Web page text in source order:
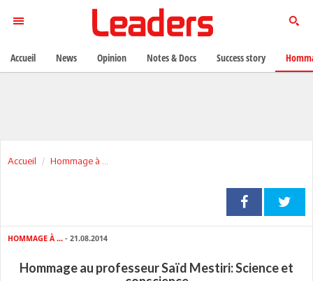
Accueil Hommage à ...
HOMMAGE À ... - 21.08.2014
Hommage au professeur Saïd Mestiri: Science et
Accueil News Opinion Notes & Docs Success story